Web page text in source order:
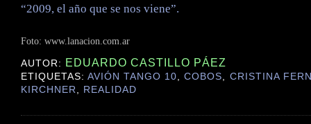
“2009, el año que se nos viene”.
Foto: www.lanacion.com.ar
AUTOR: EDUARDO CASTILLO PÁEZ
ETIQUETAS:AVIÓN TANGO 10,COBOS, CRISTINA
KIRCHNER, REALIDAD